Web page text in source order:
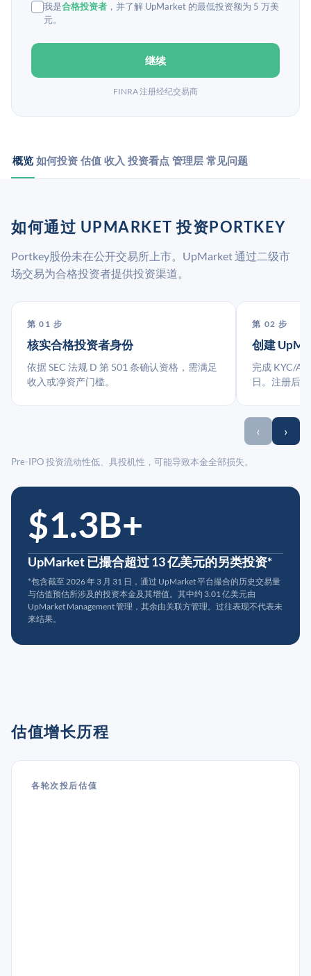
我是合格投资者 ，并了解 UpMarket 的最低投资额为 5 万美
元。
继续
FINRA 注册经纪交易商
概览 如何投资 估值 收入 投资看点 管理层 常见问题
如何通过 UPMARKET 投资PORTKEY
Portkey股份未在公开交易所上市。UpMarket 通过二级市
场交易为合格投资者提供投资渠道。
第 01 步
核实合格投资者身份
依据 SEC 法规 D 第 501 条确认资格，需满足
收入或净资产门槛。
第 02 步
创建
完成 KYC/
日。注册后
‹ ›
Pre-IPO 投资流动性低、具投机性，可能导致本金全部损失。
$1.3B+
UpMarket 已撮合超过 13 亿美元的另类投资*
*包含截至 2026 年 3 月 31 日，通过 UpMarket 平台撮合的历史交易量
与估值预估所涉及的投资本金及其增值。其中约 3.01 亿美元由
UpMarket Management 管理，其余由关联方管理。过往表现不代表未
来结果。
估值增长历程
各轮次投后估值